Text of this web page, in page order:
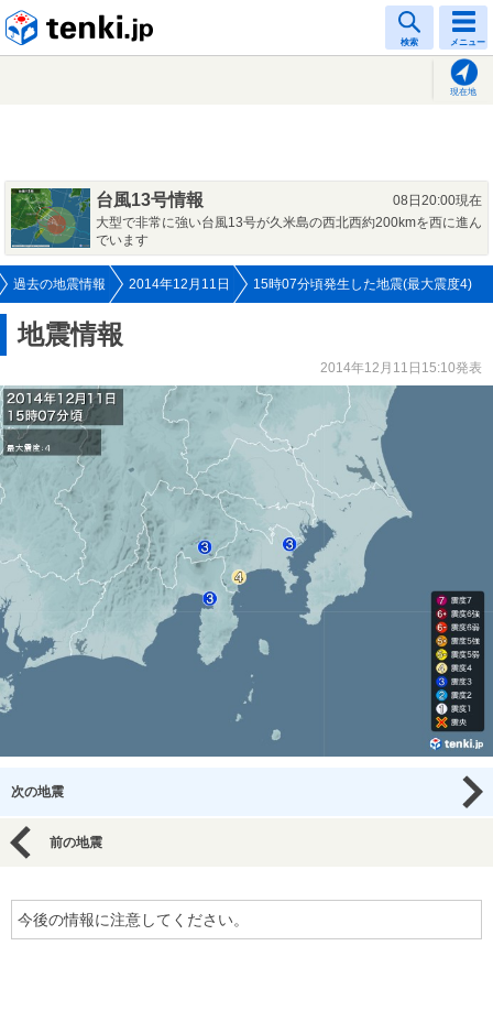
検索 メニュー
現在地
台風13号情報
08日20:00現在
大型で非常に強い台風13号が久米島の西北西約200kmを西に進ん
でいます
過去の地震情報 2014年12月11日 15時07分頃発生した地震(最大震度4)
地震情報
2014年12月11日15:10発表
次の地震
前の地震
今後の情報に注意してください。